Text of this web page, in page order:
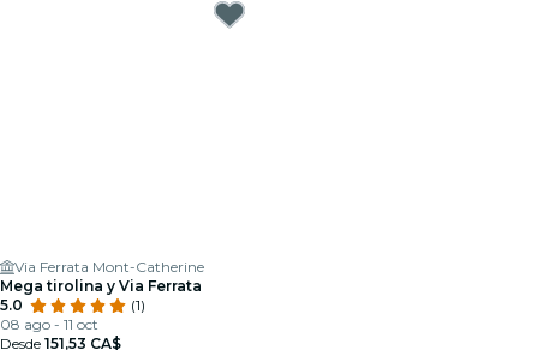
Via Ferrata Mont-Catherine
Mega tirolina y Via Ferrata
5.0
(1)
08 ago - 11 oct
Desde 151,53 CA$